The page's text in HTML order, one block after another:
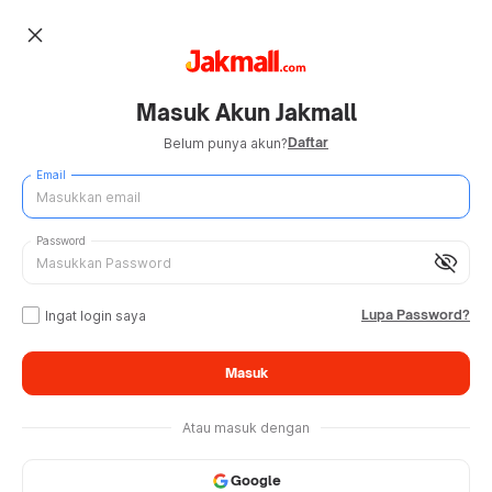
close
Masuk Akun Jakmall
Belum punya akun?Daftar
Email
visibility_off
Password
Ingat login saya Lupa Password?
Masuk
Atau masuk dengan
Google